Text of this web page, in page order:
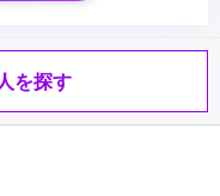
を探す